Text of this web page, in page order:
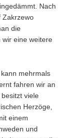
Nach
Zakrzewo
die
wir eine weitere
mehrmals
fahren wir an
viele
Herzöge,
einem
und